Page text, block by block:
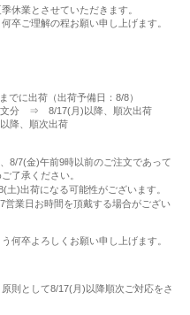
休業とさせていただきます。
卒ご理解の程お願い申し上げます。
に出荷（出荷予備日：8/8）
文分 ⇒ 8/17(月)以降、順次出荷
降、順次出荷
8/7(金)午前9時以前のご注文であって
了承ください。
)出荷になる可能性がございます。
業日お時間を頂戴する場合がござい
何卒よろしくお願い申し上げます。
則として8/17(月)以降順次ご対応をさ